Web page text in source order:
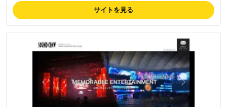
影現場向けの機材充実が強み、映像企画制作・DVD/CD制作を含むワンス
トップサービス、大型イベント対応の機材ラインナップも備える。プロユ
ース寄りで個人利用にはやや敷居が高めとの指摘あり。最新の料金は公式
サイトでご確認ください。
サイトを見る